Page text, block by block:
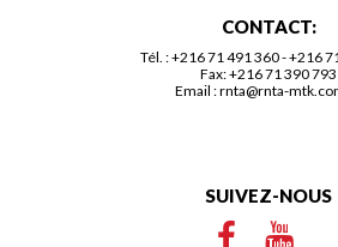
CONTACT:
Tél. :+216 71 491 360-+216
Fax: +216 71 390 793
Email :rnta@rnta-
SUIVEZ-NOUS